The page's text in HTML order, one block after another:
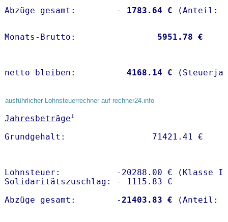
Abzüge gesamt:        -
1783.64 €
Monats-Brutto: 5951.78 €
netto bleiben: 4168.14 €
ausführlicher Lohnsteuerrechner auf rechner24.info
Jahresbeträge1
Lohnsteuer:           -20288.00 € (Klasse I)
Solidaritätszuschlag: - 1115.83 €
Abzüge gesamt:        -21403.83 €